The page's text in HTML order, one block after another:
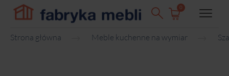
0
Strona główna Meble kuchenne na wymiar